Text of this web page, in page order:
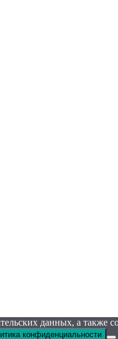
данных, а также
конфиденциальности